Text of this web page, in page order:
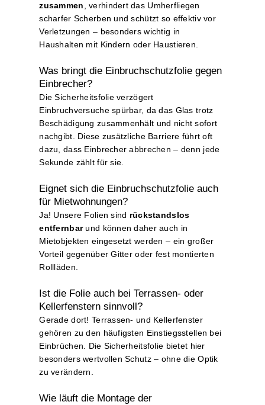
zusammen, verhindert das Umherfliegen
scharfer Scherben und schützt so effektiv vor
Verletzungen – besonders wichtig in
Haushalten mit Kindern oder Haustieren.
Was bringt die Einbruchschutzfolie gegen
Einbrecher?
Die Sicherheitsfolie verzögert
Einbruchversuche spürbar, da das Glas trotz
Beschädigung zusammenhält und nicht sofort
nachgibt. Diese zusätzliche Barriere führt oft
dazu, dass Einbrecher abbrechen – denn jede
Sekunde zählt für sie.
Eignet sich die Einbruchschutzfolie auch
für Mietwohnungen?
Ja! Unsere Folien sind rückstandslos
entfernbarund können daher auch in
Mietobjekten eingesetzt werden – ein großer
Vorteil gegenüber Gitter oder fest montierten
Rollläden.
Ist die Folie auch bei Terrassen- oder
Kellerfenstern sinnvoll?
Gerade dort! Terrassen- und Kellerfenster
gehören zu den häufigsten Einstiegsstellen bei
Einbrüchen. Die Sicherheitsfolie bietet hier
besonders wertvollen Schutz – ohne die Optik
zu verändern.
Wie läuft die Montage der